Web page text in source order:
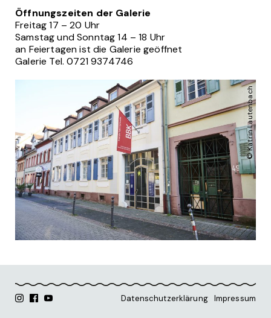
Öffnungszeiten der Galerie
Freitag 17 – 20 Uhr
Samstag und Sonntag 14 – 18 Uhr
an Feiertagen ist die Galerie geöffnet
Galerie Tel. 0721 9374746
© Katrin Lautenbach
Datenschutzerklärung Impressum